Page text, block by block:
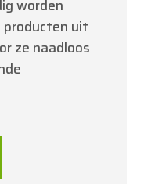
worden
uit
ze naadloos